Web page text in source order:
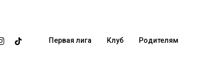
Первая лига Клуб Родителям
tiktok